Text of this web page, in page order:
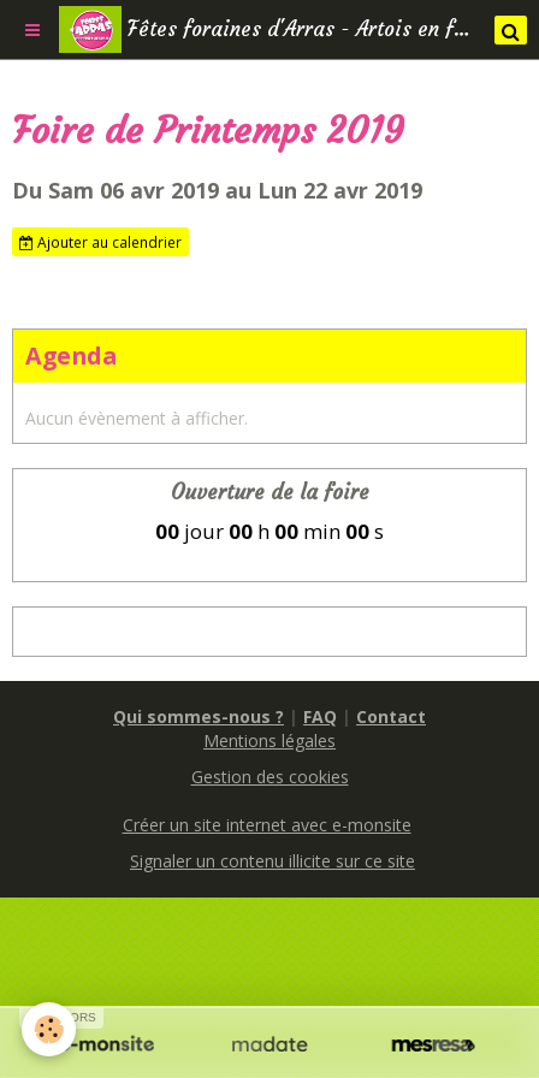
Fêtes foraines d'Arras - Artois en fêtes
Foire de Printemps 2019
Du Sam 06 avr 2019 au Lun 22 avr 2019
Ajouter au calendrier
Agenda
Aucun évènement à afficher.
Ouverture de la foire
00 jour 00 h 00 min 00s
Qui sommes-nous ? | FAQ | Contact
Mentions légales
Gestion des cookies
Créer un site internet avec e-monsite
Signaler un contenu illicite sur ce site
SPONSORS